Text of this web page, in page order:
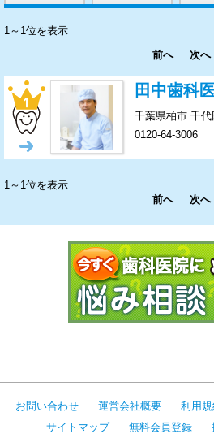
1～1位を表示
前へ
次へ
田中歯科
千葉県柏市 千代
0120-64-3006
1～1位を表示
前へ
次へ
お問い合わせ 運営会社概要 利用規
サイトマップ
無料会員登録